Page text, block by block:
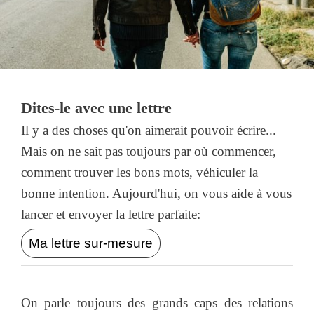
Dites-le avec une lettre
Il y a des choses qu'on aimerait pouvoir écrire...
Mais on ne sait pas toujours par où commencer,
comment trouver les bons mots, véhiculer la
bonne intention. Aujourd'hui, on vous aide à vous
lancer et envoyer la lettre parfaite:
Ma lettre sur-mesure
On parle toujours des grands caps des relations